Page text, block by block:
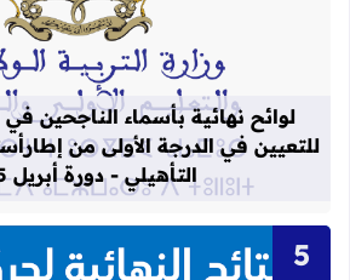
قراءة
لوائح نهائية بأسماء الناجحين في
للتعيين في الدرجة الأولى من
التأهيلي - دورة أبريل 2025